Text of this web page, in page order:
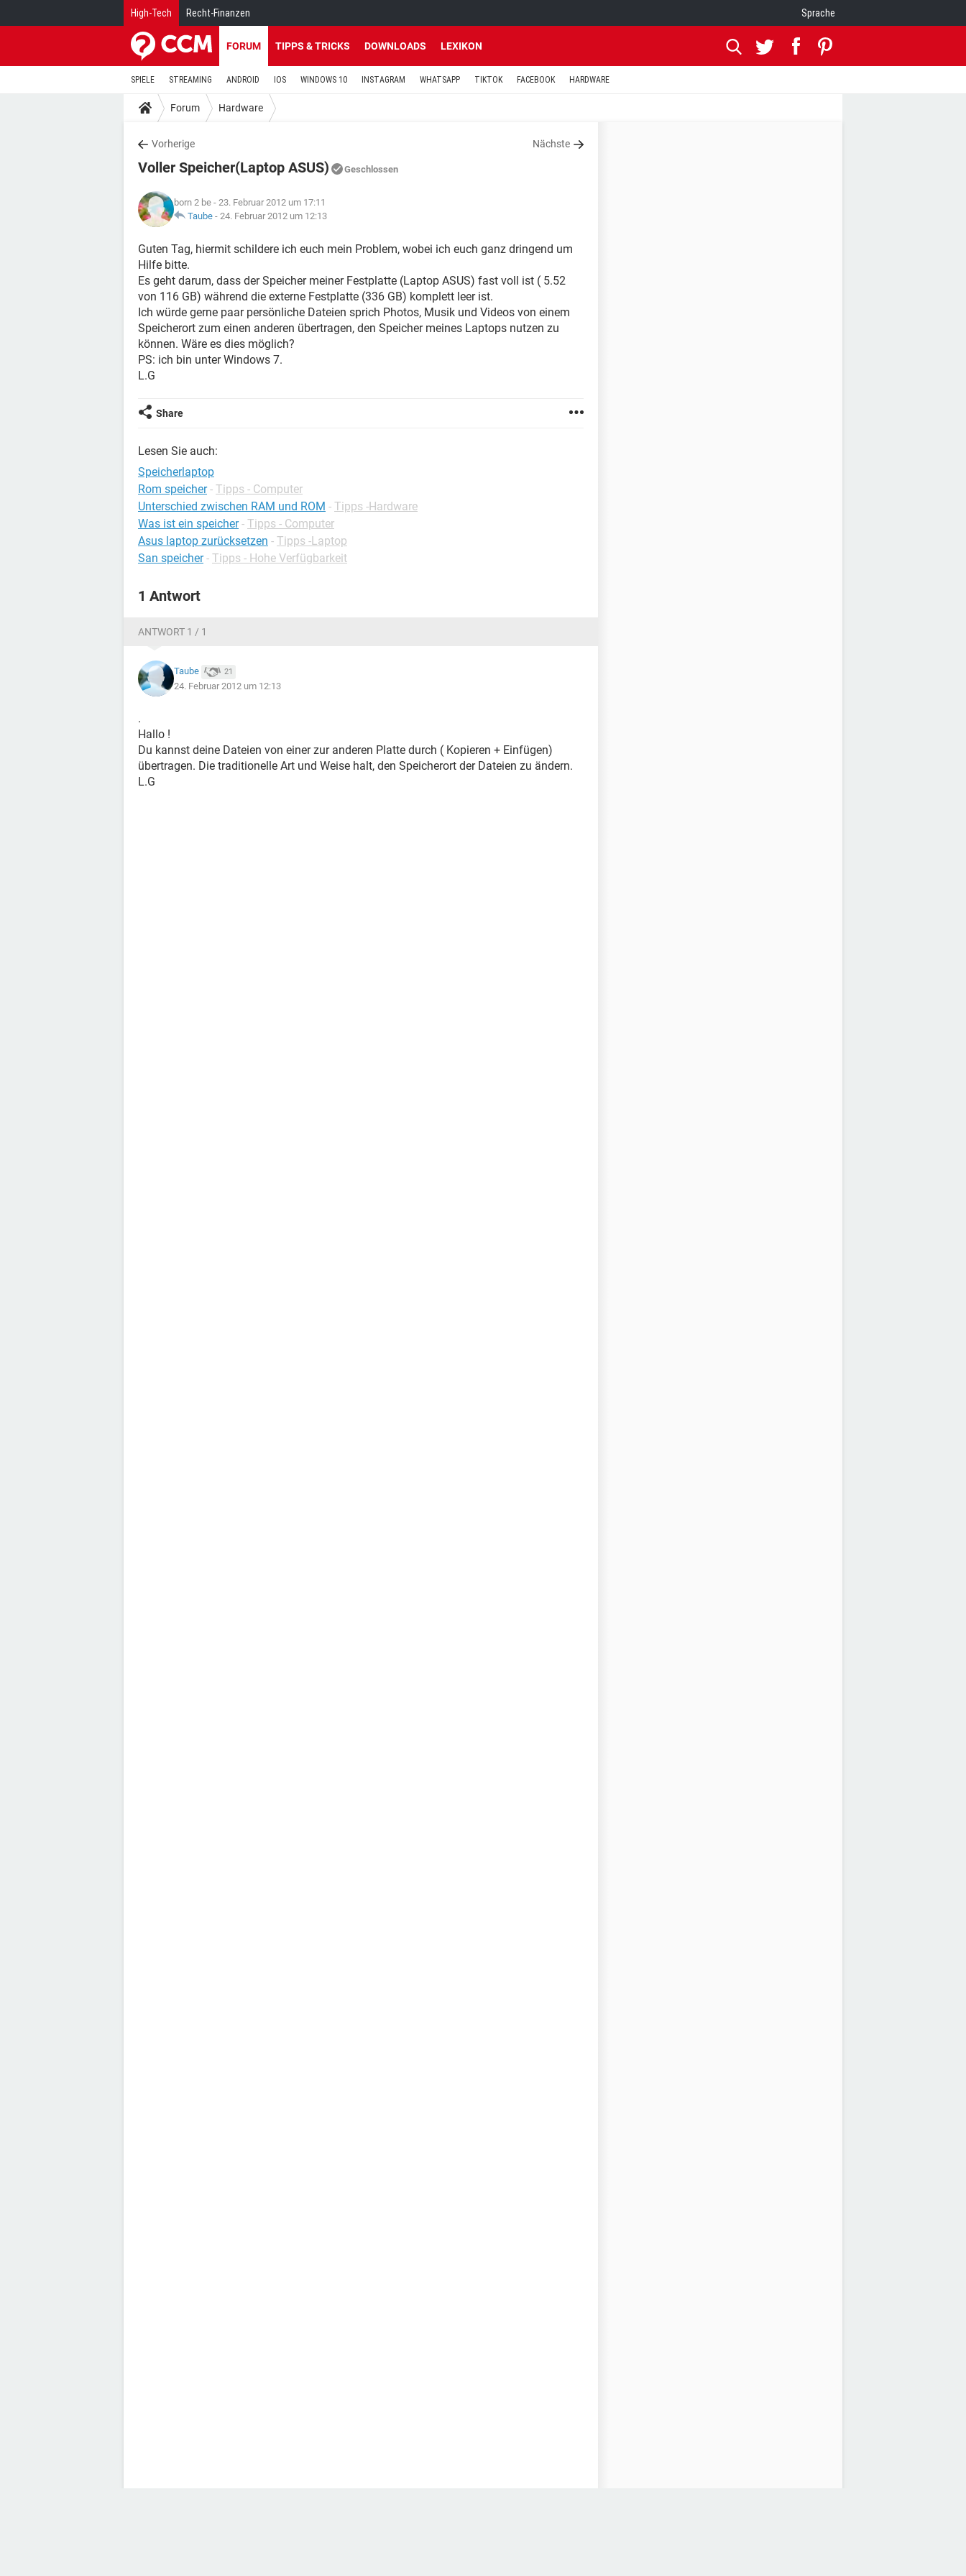
High-Tech Recht-Finanzen Sprache
FORUM TIPPS & TRICKS DOWNLOADS LEXIKON
SPIELE STREAMING ANDROID IOS WINDOWS 10 INSTAGRAM WHATSAPP TIKTOK FACEBOOK HARDWARE
Forum Hardware
Vorherige Nächste
Voller Speicher(Laptop ASUS) Geschlossen
born 2 be - 23. Februar 2012 um 17:11
Taube - 24. Februar 2012 um 12:13
Guten Tag, hiermit schildere ich euch mein Problem, wobei ich euch ganz dringend um
Hilfe bitte.
Es geht darum, dass der Speicher meiner Festplatte (Laptop ASUS) fast voll ist ( 5.52
von 116 GB) während die externe Festplatte (336 GB) komplett leer ist.
Ich würde gerne paar persönliche Dateien sprich Photos, Musik und Videos von einem
Speicherort zum einen anderen übertragen, den Speicher meines Laptops nutzen zu
können. Wäre es dies möglich?
PS: ich bin unter Windows 7.
L.G
Share
Lesen Sie auch:
Speicherlaptop
Rom speicher - Tipps - Computer
Unterschied zwischen RAM und ROM - Tipps -Hardware
Was ist ein speicher - Tipps - Computer
Asus laptop zurücksetzen - Tipps -Laptop
San speicher - Tipps - Hohe Verfügbarkeit
1 Antwort
ANTWORT 1 / 1
Taube 21
24. Februar 2012 um 12:13
.
Hallo !
Du kannst deine Dateien von einer zur anderen Platte durch ( Kopieren + Einfügen)
übertragen. Die traditionelle Art und Weise halt, den Speicherort der Dateien zu ändern.
L.G